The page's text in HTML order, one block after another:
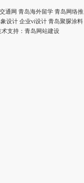
通网 青岛海外留学 青岛网络
设计 企业vi设计 青岛聚脲涂料
支持： 青岛网站建设